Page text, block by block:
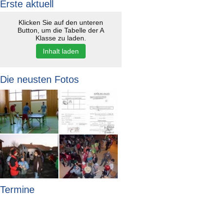
Erste aktuell
Klicken Sie auf den unteren
Button, um die Tabelle der A
Klasse zu laden.
Inhalt laden
Die neusten Fotos
Termine